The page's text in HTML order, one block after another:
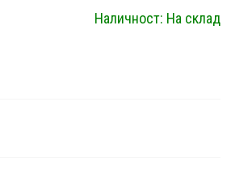
Наличност: На склад